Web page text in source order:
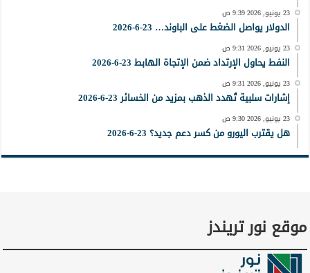
23 يونيو, 2026 9:39 ص
الدولار يواصل الضغط على الباوند… 23-6-2026
23 يونيو, 2026 9:31 ص
النفط يحاول الإرتداد ضمن الإتجاة الهابط 23-6-2026
23 يونيو, 2026 9:31 ص
إشارات سلبية تُهدد الذهب بمزيد من الخسائر 23-6-2026
23 يونيو, 2026 9:30 ص
هل يقترب اليورو من كسر دعم جديد؟ 23-6-2026
موقع نور تريندز